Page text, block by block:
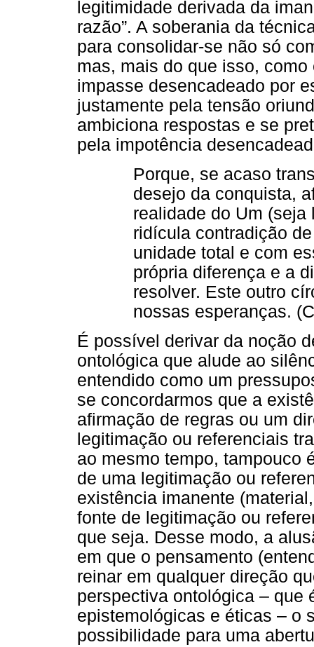
legitimidade derivada da
razão”. A soberania da
para consolidar-se não só
mas, mais do que isso,
impasse desencadeado por
justamente pela tensão
ambiciona respostas e se
pela impotência
Porque, se acaso
desejo da conquista,
realidade do Um (seja
ridícula contradição
unidade total e com
própria diferença e a
resolver. Este outro
nossas esperanças.
É possível derivar da noção
ontológica que alude ao
entendido como um
se concordarmos que a
afirmação de regras ou um
legitimação ou referenciais
ao mesmo tempo, tampouco
de uma legitimação ou
existência imanente
fonte de legitimação ou
que seja. Desse modo, a
em que o pensamento
reinar em qualquer direção
perspectiva ontológica – que
epistemológicas e éticas – o
possibilidade para uma